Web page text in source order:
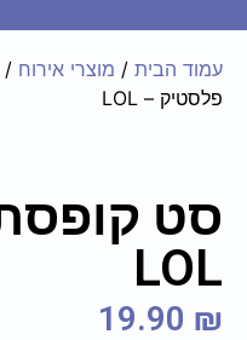
עמוד הבית / מוצרי אירוח /
פלסטיק – LOL
סט
LOL
19.90 ₪